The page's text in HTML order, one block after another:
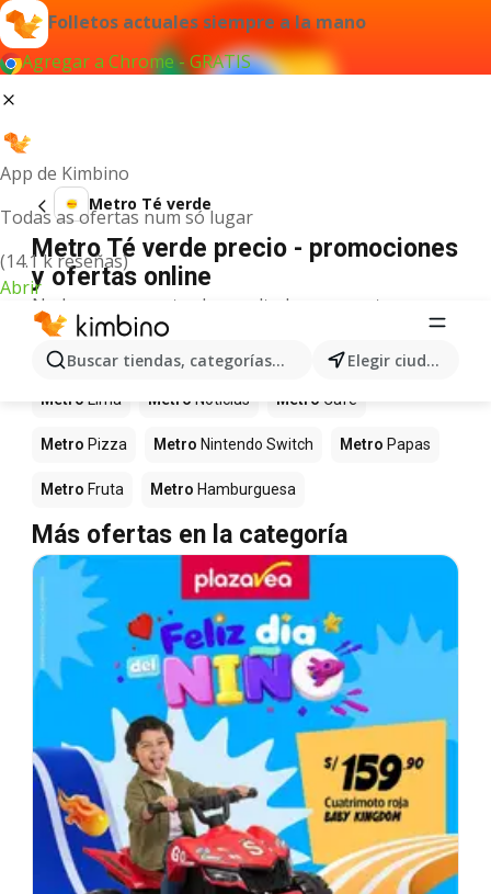
Folletos actuales siempre a la mano
Agregar a Chrome - GRATIS
App de Kimbino
Todas as ofertas num só lugar
(14.1 k reseñas)
Abrir
Buscar tiendas, categorías, productos... Elegir ciudad
Metro Té verde
Metro Té verde precio - promociones
y ofertas online
No hemos encontrado resultados para este
término.
Más productos en tiendas Metro
Metro Lima Metro Noticias Metro Café
Metro Pizza Metro Nintendo Switch Metro Papas
Metro Fruta Metro Hamburguesa
Más ofertas en la categoría